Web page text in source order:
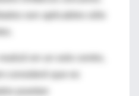
son aplicables sólo
consideró que es